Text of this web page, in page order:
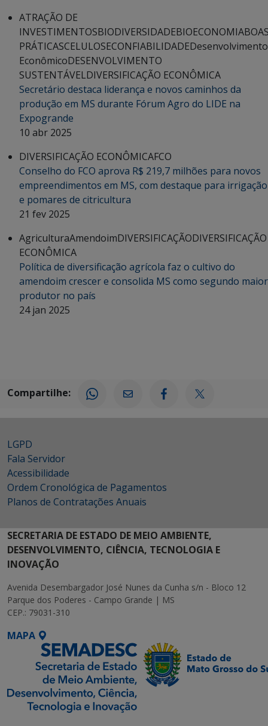
ATRAÇÃO DE
INVESTIMENTOSBIODIVERSIDADEBIOECONOMIA
PRÁTICASCELULOSECONFIABILIDADEDesenvolvimento
EconômicoDESENVOLVIMENTO
SUSTENTÁVELDIVERSIFICAÇÃO ECONÔMICA
Secretário destaca liderança e novos caminhos da
produção em MS durante Fórum Agro do LIDE na
Expogrande
10 abr 2025
DIVERSIFICAÇÃO ECONÔMICAFCO
Conselho do FCO aprova R$ 219,7 milhões para novos
empreendimentos em MS, com destaque para irrigação
e pomares de citricultura
21 fev 2025
AgriculturaAmendoimDIVERSIFICAÇÃODIVERSIFICAÇÃO
ECONÔMICA
Política de diversificação agrícola faz o cultivo do
amendoim crescer e consolida MS como segundo maior
produtor no país
24 jan 2025
Compartilhe:
LGPD
Fala Servidor
Acessibilidade
Ordem Cronológica de Pagamentos
Planos de Contratações Anuais
SECRETARIA DE ESTADO DE MEIO AMBIENTE,
DESENVOLVIMENTO, CIÊNCIA, TECNOLOGIA E
INOVAÇÃO
Avenida Desembargador José Nunes da Cunha s/n - Bloco 12
Parque dos Poderes - Campo Grande | MS
CEP.: 79031-310
MAPA